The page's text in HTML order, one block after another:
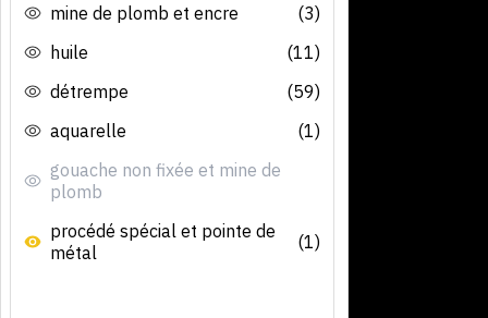
mine de plomb et encre
(3)
huile
(11)
détrempe
(59)
aquarelle
(1)
gouache non fixée et mine de
plomb
procédé spécial et pointe de
métal
(1)